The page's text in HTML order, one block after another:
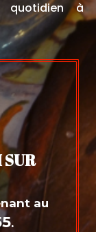
quotidien à
au
.